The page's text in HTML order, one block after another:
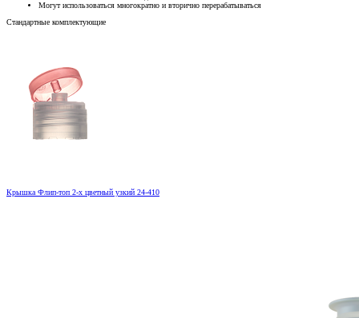
Могут использоваться многократно и вторично перерабатываться
Стандартные комплектующие
Крышка Флип-топ 2-х цветный узкий 24-410